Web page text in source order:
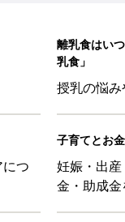
離乳食はい
乳食」
授乳の悩
つ
子育てとお金
妊娠・出
金・助成